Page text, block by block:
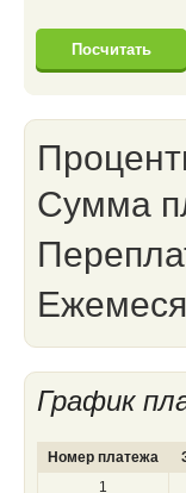
Сумма
График
Номер платежа
1